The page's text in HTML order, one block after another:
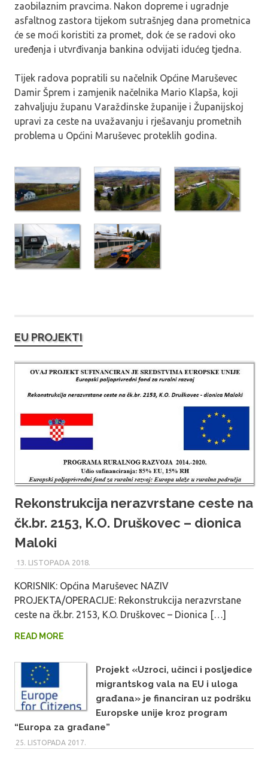
zaobilaznim pravcima. Nakon dopreme i ugradnje
asfaltnog zastora tijekom sutrašnjeg dana prometnica
će se moći koristiti za promet, dok će se radovi oko
uređenja i utvrđivanja bankina odvijati idućeg tjedna.
Tijek radova popratili su načelnik Općine Maruševec
Damir Šprem i zamjenik načelnika Mario Klapša, koji
zahvaljuju županu Varaždinske županije i Županijskoj
upravi za ceste na uvažavanju i rješavanju prometnih
problema u Općini Maruševec proteklih godina.
EU PROJEKTI
Rekonstrukcija nerazvrstane ceste na
čk.br. 2153, K.O. Druškovec – dionica
Maloki
13. LISTOPADA 2018.
KORISNIK: Općina Maruševec NAZIV
PROJEKTA/OPERACIJE: Rekonstrukcija nerazvrstane
ceste na čk.br. 2153, K.O. Druškovec – Dionica […]
READ MORE
Projekt «Uzroci, učinci i posljedice
migrantskog vala na EU i uloga
građana» je financiran uz podršku
Europske unije kroz program
“Europa za građane”
25. LISTOPADA 2017.